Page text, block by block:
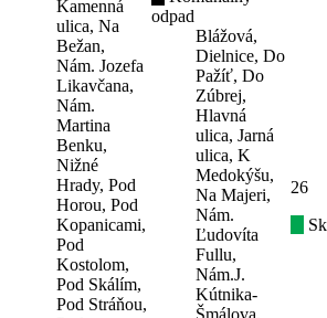
Kamenná
ulica, Na
Bežan,
Nám. Jozefa
Likavčana,
Nám.
Martina
Benku,
Nižné
Hrady, Pod
Horou, Pod
Kopanicami,
Pod
Kostolom,
Pod Skálím,
Pod Stráňou,
odpad
Blážová,
Dielnice, Do
Pažíť, Do
Zúbrej,
Hlavná
ulica, Jarná
ulica, K
Medokýšu,
Na Majeri,
Nám.
Ľudovíta
Fullu,
Nám.J.
Kútnika-
Šmálova,
26